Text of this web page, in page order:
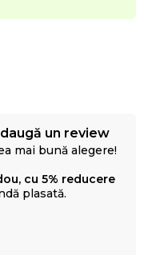
un review
mai bună alegere!
cu 5% reducere
plasată.